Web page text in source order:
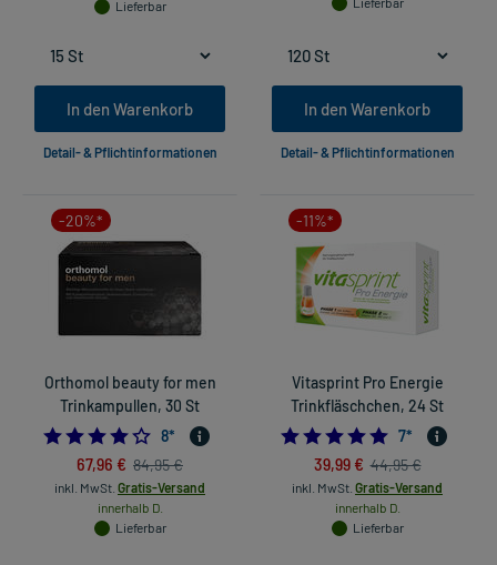
Lieferbar
In den Warenkorb
Detail- & Pflichtinformationen
In den Warenkorb
Detail- & Pflichtinformationen
-20%*
Orthomol beauty for men
Trinkampullen, 30 St
4.25
8*
67,96 € 84,95 €
inkl. MwSt. Gratis-Versand
innerhalb D.
Lieferbar
-11%*
Vitasprint Pro Energie
Trinkfläschchen, 24 St
7*
39,99 € 44,95 €
inkl. MwSt. Gratis-Versand
innerhalb D.
Lieferbar